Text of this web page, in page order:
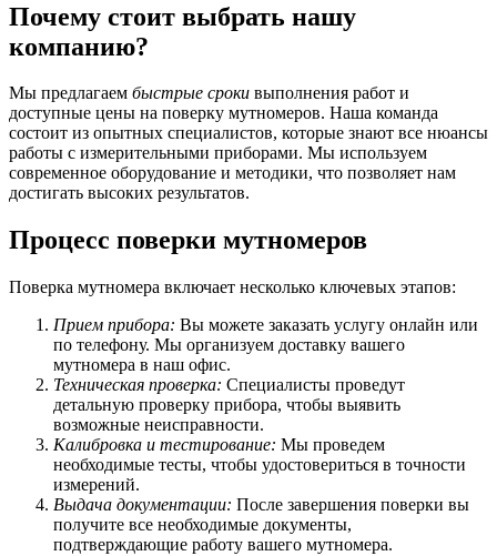
Почему стоит выбрать нашу
компанию?
Мы предлагаем быстрые сроки выполнения работ и
доступные цены на поверку мутномеров. Наша команда
состоит из опытных специалистов, которые знают все нюансы
работы с измерительными приборами. Мы используем
современное оборудование и методики, что позволяет нам
достигать высоких результатов.
Процесс поверки мутномеров
Поверка мутномера включает несколько ключевых этапов:
Прием прибора: Вы можете заказать услугу онлайн или
по телефону. Мы организуем доставку вашего
мутномера в наш офис.
Техническая проверка: Специалисты проведут
детальную проверку прибора, чтобы выявить
возможные неисправности.
Калибровка и тестирование: Мы проведем
необходимые тесты, чтобы удостовериться в точности
измерений.
Выдача документации: После завершения поверки вы
получите все необходимые документы,
подтверждающие работу вашего мутномера.